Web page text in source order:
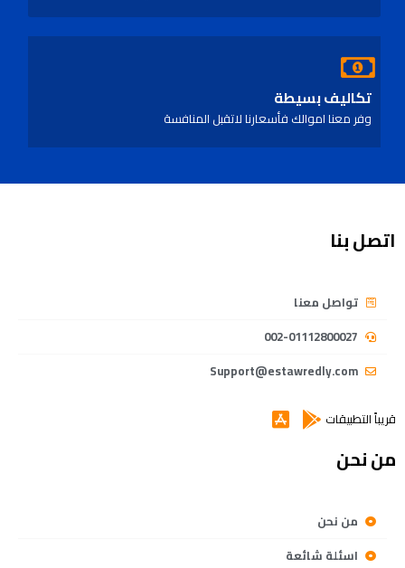
تكاليف بسيطة
وفر معنا اموالك فأسعارنا لاتقبل المنافسة
اتصل بنا
تواصل معنا
002-01112800027
Support@estawredly.com
قريباً التطبيقات
من نحن
من نحن
اسئلة شائعة